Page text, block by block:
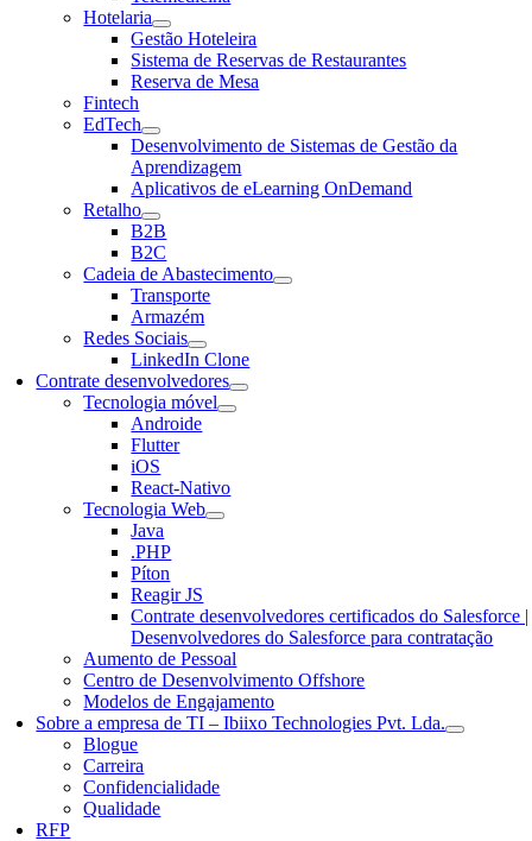
Hotelaria
Gestão Hoteleira
Sistema de Reservas de Restaurantes
Reserva de Mesa
Fintech
EdTech
Desenvolvimento de Sistemas de Gestão da
Aprendizagem
Aplicativos de eLearning OnDemand
Retalho
B2B
B2C
Cadeia de Abastecimento
Transporte
Armazém
Redes Sociais
LinkedIn Clone
Contrate desenvolvedores
Tecnologia móvel
Androide
Flutter
iOS
React-Nativo
Tecnologia Web
Java
.PHP
Píton
Reagir JS
Contrate desenvolvedores certificados do Salesforce |
Desenvolvedores do Salesforce para contratação
Aumento de Pessoal
Centro de Desenvolvimento Offshore
Modelos de Engajamento
Sobre a empresa de TI – Ibiixo Technologies Pvt. Lda.
Blogue
Carreira
Confidencialidade
Qualidade
RFP